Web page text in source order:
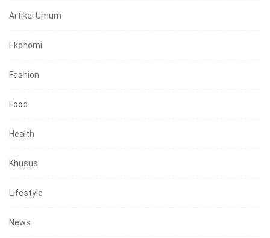
Artikel Umum
Ekonomi
Fashion
Food
Health
Khusus
Lifestyle
News